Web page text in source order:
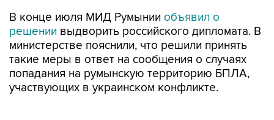
В конце июля МИД Румынии объявил о
решении выдворить российского дипломата. В
министерстве пояснили, что решили принять
такие меры в ответ на сообщения о случаях
попадания на румынскую территорию БПЛА,
участвующих в украинском конфликте.